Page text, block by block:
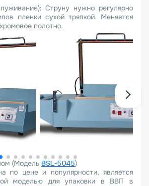
Струну нужно регулярно
пленки сухой тряпкой. Меняется
полотно.
(Модель BSL-5045)
по цене и популярности, является
моделью для упаковки в ВВП в